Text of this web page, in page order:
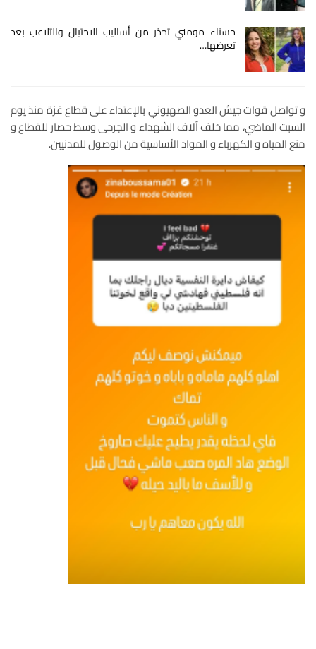
حسناء مومني تحذر من أساليب الاحتيال والتلاعب بعد
تعرضها…
و تواصل قوات جيش العدو الصهيوني بالإعتداء على قطاع غزة منذ يوم
السبت الماضي، مما خلف آلاف الشهداء و الجرحى وسط حصار للقطاع و
منع المياه و الكهرباء و المواد الأساسية من الوصول للمدنيين.